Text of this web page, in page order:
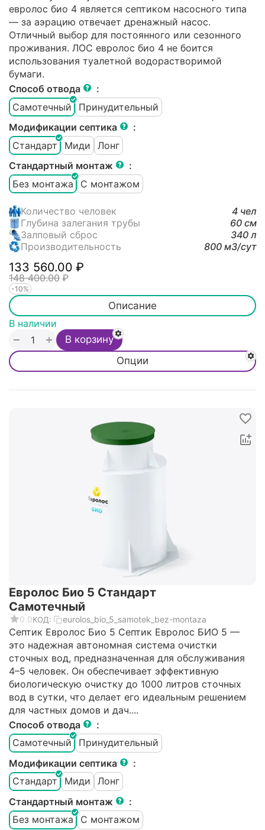
евролос био 4 является септиком насосного типа
— за аэрацию отвечает дренажный насос.
Отличный выбор для постоянного или сезонного
проживания. ЛОС евролос био 4 не боится
использования туалетной водорастворимой
бумаги.
Способ отвода
:
Самотечный
Принудительный
Модификации септика
:
Стандарт
Миди
Лонг
Стандартный монтаж
:
Без монтажа
С монтажом
Количество человек
4 чел
Глубина залегания трубы
60 см
Залповый сброс
340 л
Производительность
800 м3/cут
133 560.00 ₽
148 400.00 ₽
-10%
Описание
Опции
В наличии
+
− В корзину
Евролос Био 5 Стандарт
Самотечный
0.0КОД: eurolos_bio_5_samotek_bez-montaza
Септик Евролос Био 5 Cептик Евролос БИО 5 —
это надежная автономная система очистки
сточных вод, предназначенная для обслуживания
4–5 человек. Он обеспечивает эффективную
биологическую очистку до 1000 литров сточных
вод в сутки, что делает его идеальным решением
для частных домов и дач.​...
Способ отвода
:
Самотечный
Принудительный
Модификации септика
:
Стандарт
Миди
Лонг
Стандартный монтаж
:
Без монтажа
С монтажом